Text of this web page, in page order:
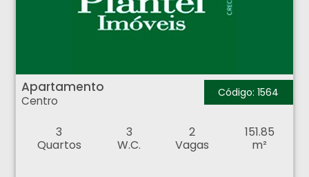
Apartamento
Centro
Código: 1564
3
Quartos
3
W.C.
2
Vagas
151.85
m²